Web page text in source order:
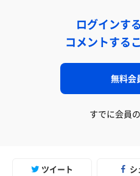
ログインす
コメントする
無料会
すでに会員
ツイート シ